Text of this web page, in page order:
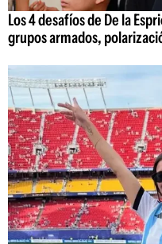
Los 4 desafíos de De la
grupos armados,